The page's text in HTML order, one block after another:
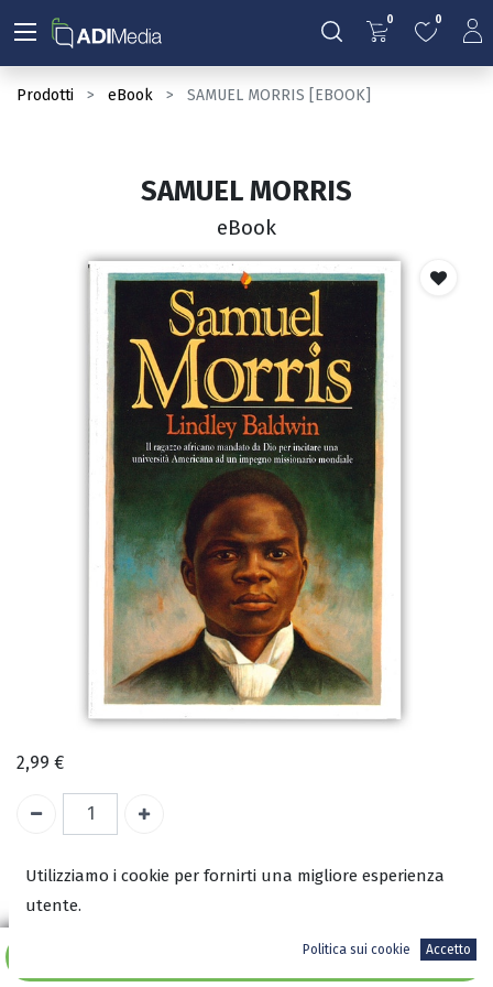
0 0
Prodotti eBook SAMUEL MORRIS [EBOOK]
Aggiungi al carrello
SAMUEL MORRIS
eBook
2,99 €
ISBN:
9788833061658
Utilizziamo i cookie per fornirti una migliore esperienza
utente.
Politica sui cookie Accetto